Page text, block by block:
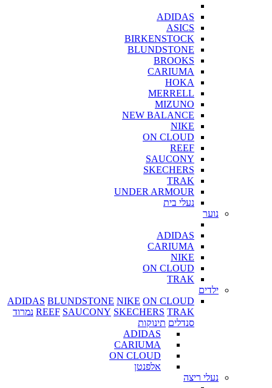
ADIDAS
ASICS
BIRKENSTOCK
BLUNDSTONE
BROOKS
CARIUMA
HOKA
MERRELL
MIZUNO
NEW BALANCE
NIKE
ON CLOUD
REEF
SAUCONY
SKECHERS
TRAK
UNDER ARMOUR
נעלי בית
נוער
ADIDAS
CARIUMA
NIKE
ON CLOUD
TRAK
ילדים
ADIDAS BLUNDSTONE NIKE ON CLOUD
REEF SAUCONY SKECHERS TRAK
נמרוד
סנדלים תינוקות
ADIDAS
CARIUMA
ON CLOUD
אלפנטן
נעלי ריצה